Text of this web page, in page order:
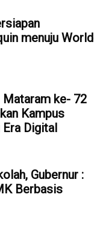
menuju World
Mataram ke- 72
Kampus
Era Digital
Gubernur :
Berbasis